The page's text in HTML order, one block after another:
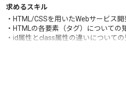
求めるスキル
・HTML/CSSを用いたWebサービス
・HTMLの各要素（タグ）についての
・id属性とclass属性の違いについて